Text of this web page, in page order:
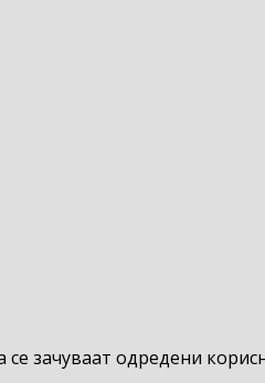
зачуваат одредени